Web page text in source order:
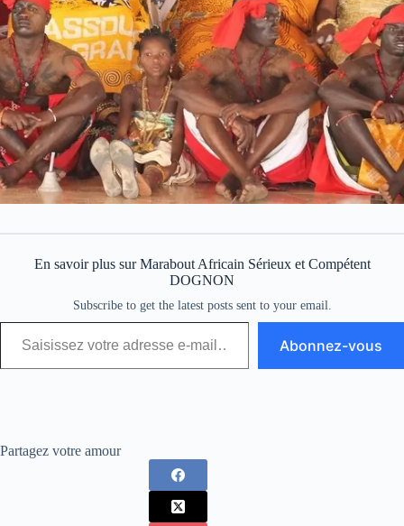
En savoir plus sur Marabout Africain Sérieux et Compétent
DOGNON
Subscribe to get the latest posts sent to your email.
Abonnez-vous
Partagez votre amour